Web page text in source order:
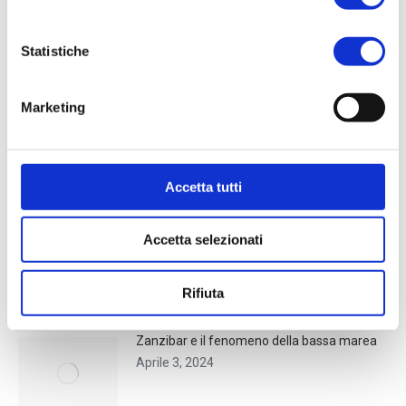
Statistiche
Marketing
Accetta tutti
Accetta selezionati
Rifiuta
Backwaters
Glasgow
Aprile 4, 2024
Zanzibar e il fenomeno della bassa marea
Aprile 3, 2024